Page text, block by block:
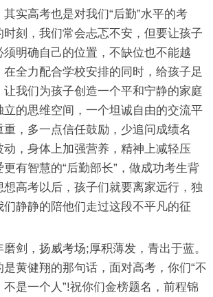
实高考也是对我们“后勤”水平的考
刻，我们常会忐忑不安，但要让孩子
明确自己的位置，不缺位也不能越
全力配合学校安排的同时，给孩子足
我们为孩子创造一个平和宁静的家庭
的思维空间，一个坦诚自由的交流平
，多一点信任鼓励，少追问成绩名
动，身体上加强营养，精神上减轻压
有智慧的“后勤部长”，做成功考生背
想高考以后，孩子们就要离家远行，独
们静静的陪他们走过这段不平凡的征
剑，扬威考场;厚积薄发，青出于蓝。
黄健翔的那句话，面对高考，你们“不
是一个人”!祝你们金榜题名，前程锦